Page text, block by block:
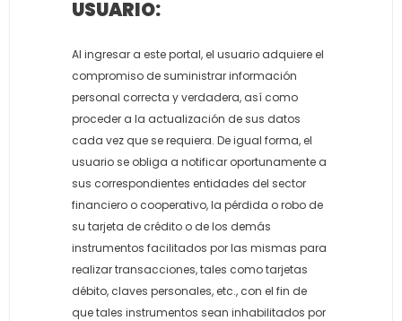
USUARIO:
Al ingresar a este portal, el usuario adquiere el
compromiso de suministrar información
personal correcta y verdadera, así como
proceder a la actualización de sus datos
cada vez que se requiera. De igual forma, el
usuario se obliga a notificar oportunamente a
sus correspondientes entidades del sector
financiero o cooperativo, la pérdida o robo de
su tarjeta de crédito o de los demás
instrumentos facilitados por las mismas para
realizar transacciones, tales como tarjetas
débito, claves personales, etc., con el fin de
que tales instrumentos sean inhabilitados por